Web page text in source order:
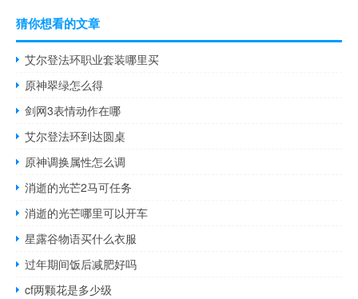
猜你想看的文章
艾尔登法环职业套装哪里买
原神翠绿怎么得
剑网3表情动作在哪
艾尔登法环到达圆桌
原神调换属性怎么调
消逝的光芒2马可任务
消逝的光芒哪里可以开车
星露谷物语买什么衣服
过年期间饭后减肥好吗
cf两颗花是多少级